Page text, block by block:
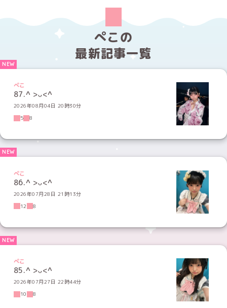
ぺこの
最新記事一覧
ぺこ
87.^ >ᴗ<^
2026年08月04日 20時30分
5
8
ぺこ
86.^ >ᴗ<^
2026年07月28日 21時13分
12
8
ぺこ
85.‪^ >ᴗ<^
2026年07月27日 22時44分
10
8